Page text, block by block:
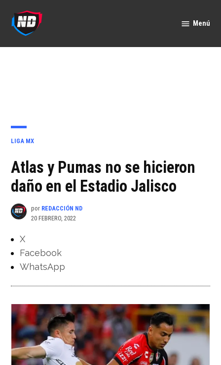
contenido
Menú
PUBLICADO
LIGA MX
Atlas y Pumas no se hicieron
daño en el Estadio Jalisco
por REDACCIÓN ND
20 FEBRERO, 2022
X
Facebook
WhatsApp